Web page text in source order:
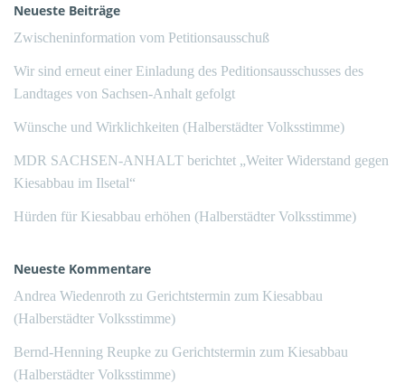
Neueste Beiträge
Zwischeninformation vom Petitionsausschuß
Wir sind erneut einer Einladung des Peditionsausschusses des
Landtages von Sachsen-Anhalt gefolgt
Wünsche und Wirklichkeiten (Halberstädter Volksstimme)
MDR SACHSEN-ANHALT berichtet „Weiter Widerstand gegen
Kiesabbau im Ilsetal“
Hürden für Kiesabbau erhöhen (Halberstädter Volksstimme)
Neueste Kommentare
Andrea Wiedenroth zu Gerichtstermin zum Kiesabbau
(Halberstädter Volksstimme)
Bernd-Henning Reupke zu Gerichtstermin zum Kiesabbau
(Halberstädter Volksstimme)